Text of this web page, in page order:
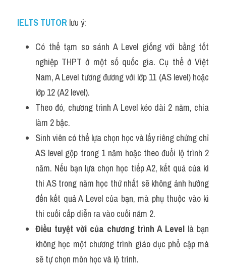
IELTS TUTOR lưu ý:
Có thể tạm so sánh A Level giống với bằng tốt
nghiệp THPT ở một số quốc gia. Cụ thể ở Việt
Nam, A Level tương đương với lớp 11 (AS level) hoặc
lớp 12 (A2 level).
Theo đó, chương trình A Level kéo dài 2 năm, chia
làm 2 bậc.
Sinh viên có thể lựa chọn học và lấy riêng chứng chỉ
AS level gộp trong 1 năm hoặc theo đuổi lộ trình 2
năm. Nếu bạn lựa chọn học tiếp A2, kết quả của kì
thi AS trong năm học thứ nhất sẽ không ảnh hưởng
đến kết quả A Level của bạn, mà phụ thuộc vào kì
thi cuối cấp diễn ra vào cuối năm 2.
Điều tuyệt vời của chương trình A Level là bạn
không học một chương trình giáo dục phổ cập mà
sẽ tự chọn môn học và lộ trình.